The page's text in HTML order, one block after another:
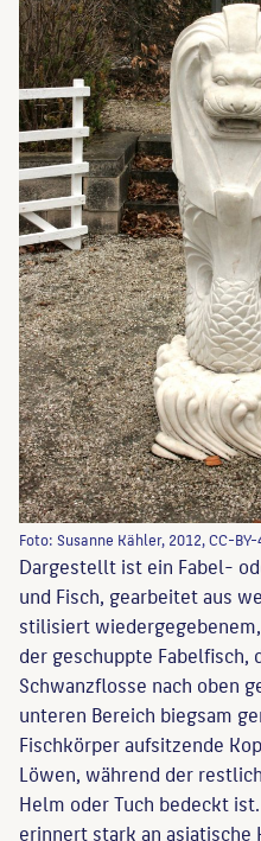
Foto: Susanne Kähler, 2012, CC-
Dargestellt ist ein Fabel-
und Fisch, gearbeitet aus
stilisiert
der geschuppte Fabelfisch,
Schwanzflosse nach oben
unteren Bereich biegsam
Fischkörper aufsitzende
Löwen, während der
Helm oder Tuch bedeckt
erinnert stark an asiatische